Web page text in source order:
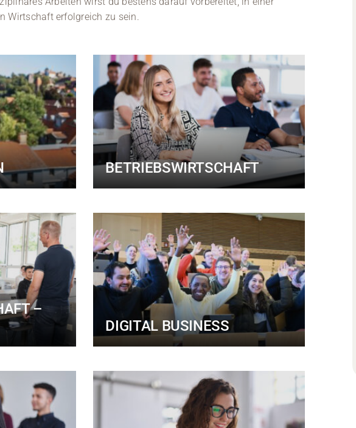
Wirtschaft erfolgreich zu sein.
BETRIEBSWIRTSCHAFT
–
DIGITAL BUSINESS